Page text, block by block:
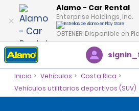
Alamo - Car Rental
Enterprise Holdings, Inc.
OBTENER: Disponible en
Inicio Vehículos
Costa Rica
Vehículos utilitarios deportivos (SUV)